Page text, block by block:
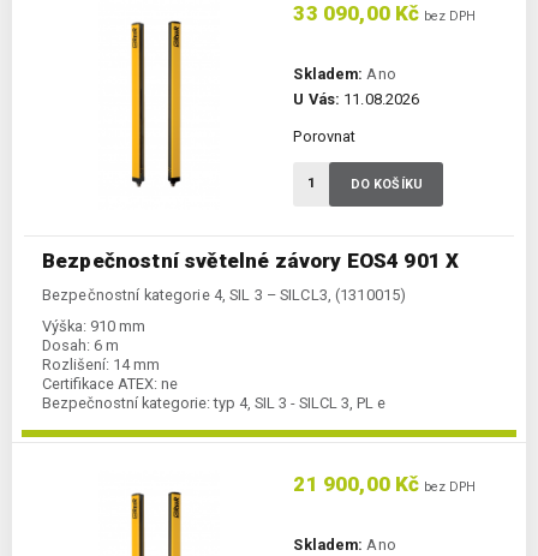
Bezpečnostní světelné závory EOS4 901 X
Bezpečnostní kategorie 4, SIL 3 – SILCL3, (1310015)
Výška: 910 mm
Dosah: 6 m
Rozlišení: 14 mm
Certifikace ATEX: ne
Bezpečnostní kategorie: typ 4, SIL 3 - SILCL 3, PL e
33 090,00 Kč bez DPH
Skladem: Ano
U Vás: 11.08.2026
Porovnat
DO KOŠÍKU
21 900,00 Kč bez DPH
Skladem: Ano